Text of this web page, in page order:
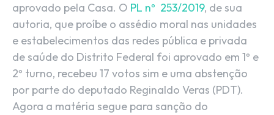
aprovado pela Casa. O PL nº 253/2019, de sua
autoria, que proíbe o assédio moral nas unidades
e estabelecimentos das redes pública e privada
de saúde do Distrito Federal foi aprovado em 1º e
2º turno, recebeu 17 votos sim e uma abstenção
por parte do deputado Reginaldo Veras (PDT).
Agora a matéria segue para sanção do